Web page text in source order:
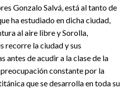
Gonzalo Salvá, está al tanto de
ha estudiado en dicha ciudad,
al aire libre y Sorolla,
recorre la ciudad y sus
antes de acudir a la clase de la
constante por la
que se desarrolla en toda su